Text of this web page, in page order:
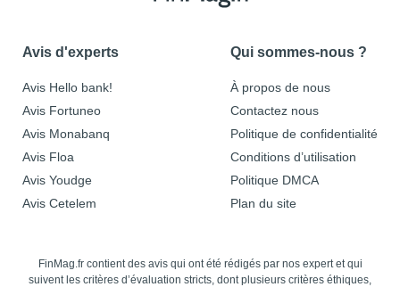
Avis d'experts
Avis Hello bank!
Avis Fortuneo
Avis Monabanq
Avis Floa
Avis Youdge
Avis Cetelem
Qui sommes-nous ?
À propos de nous
Contactez nous
Politique de confidentialité
Conditions d’utilisation
Politique DMCA
Plan du site
FinMag.fr contient des avis qui ont été rédigés par nos expert et qui
suivent les critères d’évaluation stricts, dont plusieurs critères éthiques,